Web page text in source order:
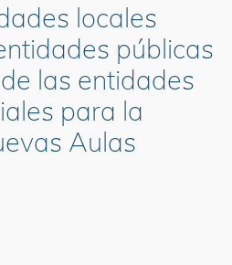
locales
públicas
las entidades
para la
Aulas